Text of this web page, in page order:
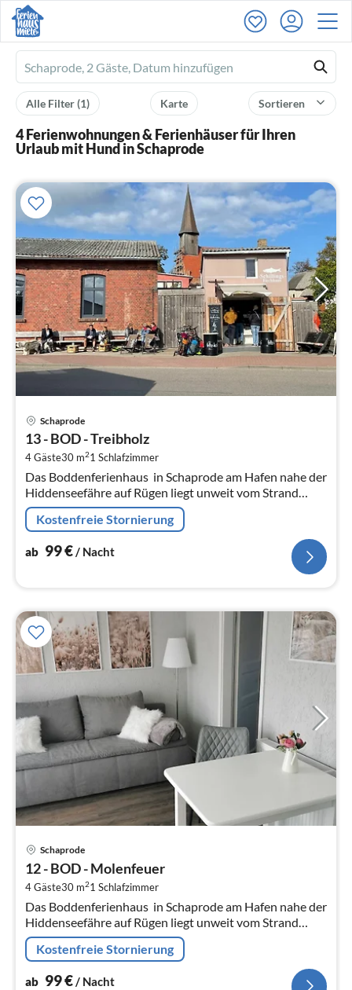
Ferienhausmiete
logo
Sortieren
Karte
Alle Filter(1)
4 Ferienwohnungen & Ferienhäuser für Ihren
Urlaub mit Hund in Schaprode
Schaprode
13 - BOD - Treibholz
4 Gäste30 m21 Schlafzimmer
Das Boddenferienhaus  in Schaprode am Hafen nahe der
Hiddenseefähre auf Rügen liegt unweit vom Strand
sowie den Restaurants und bietet in 2023 liebevoll
sanierte Unterkünfte mit...
Kostenfreie Stornierung
ab 99€/ Nacht
Schaprode
12 - BOD - Molenfeuer
4 Gäste30 m21 Schlafzimmer
Das Boddenferienhaus  in Schaprode am Hafen nahe der
Hiddenseefähre auf Rügen liegt unweit vom Strand
sowie den Restaurants und bietet in 2023 liebevoll
sanierte Unterkünfte mit...
Kostenfreie Stornierung
ab 99€/ Nacht